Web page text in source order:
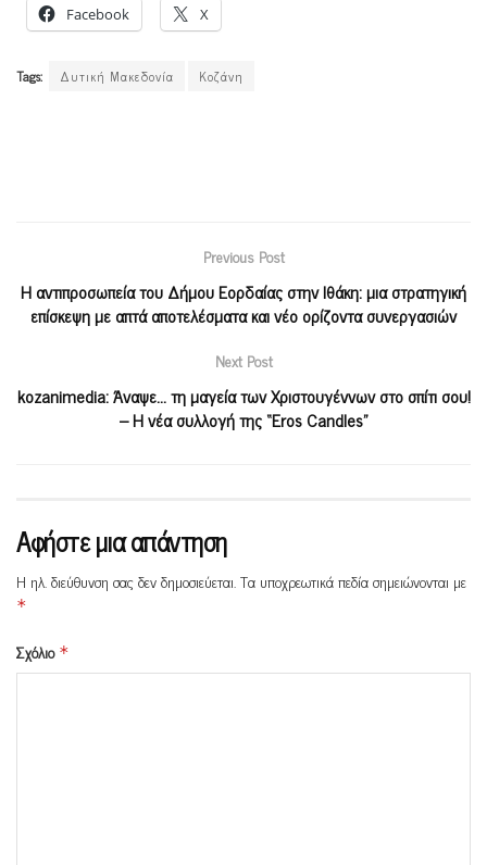
Facebook X
Tags: Δυτική Μακεδονία Κοζάνη
Previous Post
Η αντιπροσωπεία του Δήμου Εορδαίας στην Ιθάκη: μια στρατηγική
επίσκεψη με απτά αποτελέσματα και νέο ορίζοντα συνεργασιών
Next Post
kozanimedia: Άναψε… τη μαγεία των Χριστουγέννων στο σπίτι σου!
– Η νέα συλλογή της “Eros Candles”
Αφήστε μια απάντηση
Η ηλ. διεύθυνση σας δεν δημοσιεύεται.Τα υποχρεωτικά πεδία σημειώνονται με
*
Σχόλιο *